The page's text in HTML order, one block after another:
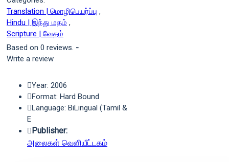
Translation | மொழிபெயர்ப்பு ,
Hindu | இந்து மதம் ,
Scripture | வேதம்
Based on 0 reviews. -
Write a review
Year: 2006
Format: Hard Bound
Language: BiLingual (Tamil &
E
Publisher:
அலைகள் வெளியீட்டகம்